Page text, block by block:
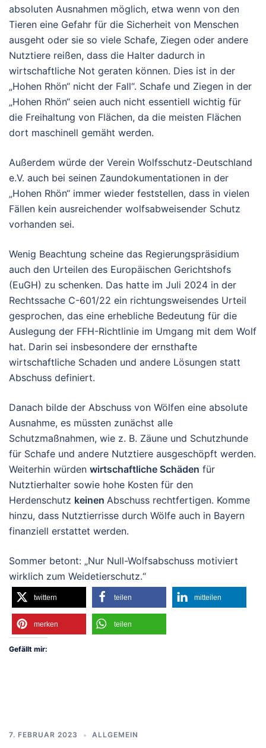
absoluten Ausnahmen möglich, etwa wenn von den
Tieren eine Gefahr für die Sicherheit von Menschen
ausgeht oder sie so viele Schafe, Ziegen oder andere
Nutztiere reißen, dass die Halter dadurch in
wirtschaftliche Not geraten können. Dies ist in der
„Hohen Rhön“ nicht der Fall“. Schafe und Ziegen in der
„Hohen Rhön“ seien auch nicht essentiell wichtig für
die Freihaltung von Flächen, da die meisten Flächen
dort maschinell gemäht werden.
Außerdem würde der Verein Wolfsschutz-Deutschland
e.V. auch bei seinen Zaundokumentationen in der
„Hohen Rhön“ immer wieder feststellen, dass in vielen
Fällen kein ausreichender wolfsabweisender Schutz
vorhanden sei.
Wenig Beachtung scheine das Regierungspräsidium
auch den Urteilen des Europäischen Gerichtshofs
(EuGH) zu schenken. Das hatte im Juli 2024 in der
Rechtssache C-601/22 ein richtungsweisendes Urteil
gesprochen, das eine erhebliche Bedeutung für die
Auslegung der FFH-Richtlinie im Umgang mit dem Wolf
hat. Darin sei insbesondere der ernsthafte
wirtschaftliche Schaden und andere Lösungen statt
Abschuss definiert.
Danach bilde der Abschuss von Wölfen eine absolute
Ausnahme, es müssten zunächst alle
Schutzmaßnahmen, wie z. B. Zäune und Schutzhunde
für Schafe und andere Nutztiere ausgeschöpft werden.
Weiterhin würden wirtschaftliche Schäden für
Nutztierhalter sowie hohe Kosten für den
Herdenschutz keinen Abschuss rechtfertigen. Komme
hinzu, dass Nutztierrisse durch Wölfe auch in Bayern
finanziell erstattet werden.
Sommer betont: „Nur Null-Wolfsabschuss motiviert
wirklich zum Weidetierschutz.“
twittern teilen mitteilen
merken teilen
Gefällt mir:
7. FEBRUAR 2023 ALLGEMEIN